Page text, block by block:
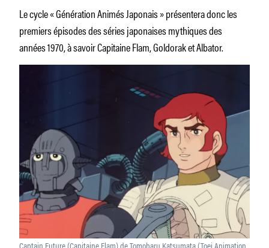
Le cycle « Génération Animés Japonais » présentera donc les
premiers épisodes des séries japonaises mythiques des
années 1970, à savoir Capitaine Flam, Goldorak et Albator.
Captain Future (Capitaine Flam) de Tomoharu Katsumata (Toei Animation